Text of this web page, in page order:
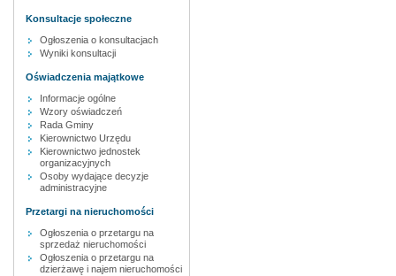
Konsultacje społeczne
Ogłoszenia o konsultacjach
Wyniki konsultacji
Oświadczenia majątkowe
Informacje ogólne
Wzory oświadczeń
Rada Gminy
Kierownictwo Urzędu
Kierownictwo jednostek
organizacyjnych
Osoby wydające decyzje
administracyjne
Przetargi na nieruchomości
Ogłoszenia o przetargu na
sprzedaż nieruchomości
Ogłoszenia o przetargu na
dzierżawę i najem nieruchomości